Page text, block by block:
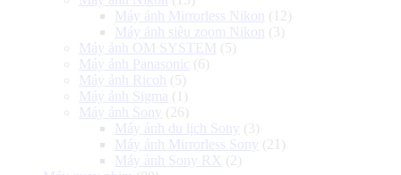
Máy ảnh Mirrorless Nikon
(12)
Máy ảnh siêu zoom Nikon
(3)
Máy ảnh OM SYSTEM (5)
Máy ảnh Panasonic (6)
Máy ảnh Ricoh
(5)
Máy ảnh Sigma (1)
Máy ảnh Sony (26)
Máy ảnh du lịch Sony (3)
Máy ảnh Mirrorless Sony (21)
Máy ảnh Sony RX (2)